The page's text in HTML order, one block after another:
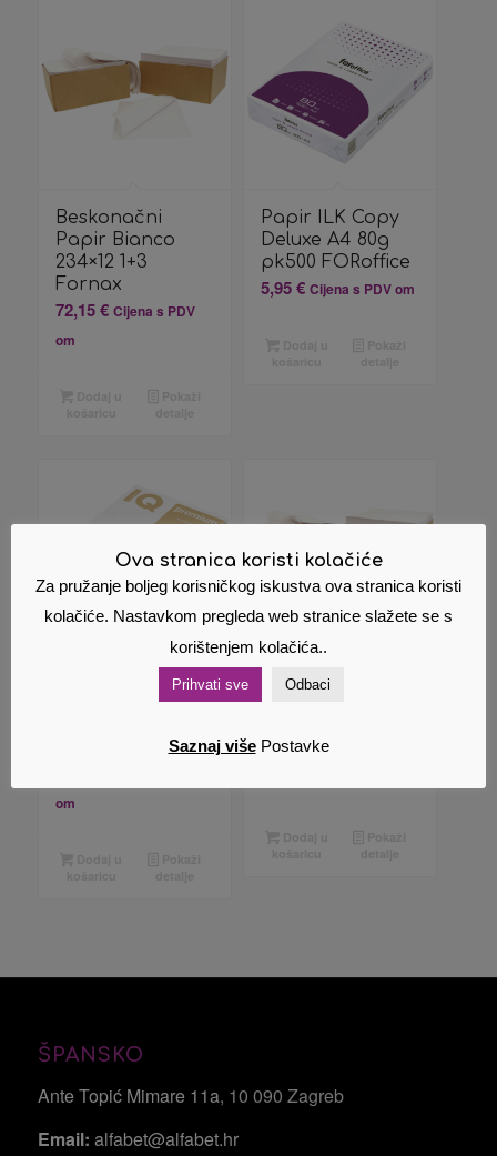
Beskonačni
Papir Bianco
234×12 1+3
Fornax
72,15€ Cijena s PDV
om
Papir ILK Copy
Deluxe A4 80g
pk500 FORoffice
5,95€ Cijena s PDV om
Premium Triotec
pk500 Mondi
om
Beskonačni
Papir Bianco
78,31€ Cijena s PDV
ŠPANSKO
Ante Topić Mimare 11a, 10 090 Zagreb
Email: alfabet@alfabet.hr
Ova stranica koristi kolačiće
Za pružanje boljeg korisničkog iskustva ova stranica koristi
kolačiće. Nastavkom pregleda web stranice slažete se s
korištenjem kolačića..
Prihvati sve Odbaci
Saznaj više Postavke